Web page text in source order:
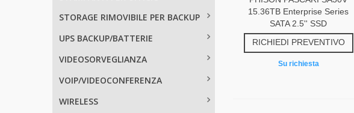
STORAGE RIMOVIBILE PER BACKUP
UPS BACKUP/BATTERIE
VIDEOSORVEGLIANZA
VOIP/VIDEOCONFERENZA
WIRELESS
15.36TB Enterprise Series
SATA 2.5'' SSD
RICHIEDI PREVENTIVO
Su richiesta